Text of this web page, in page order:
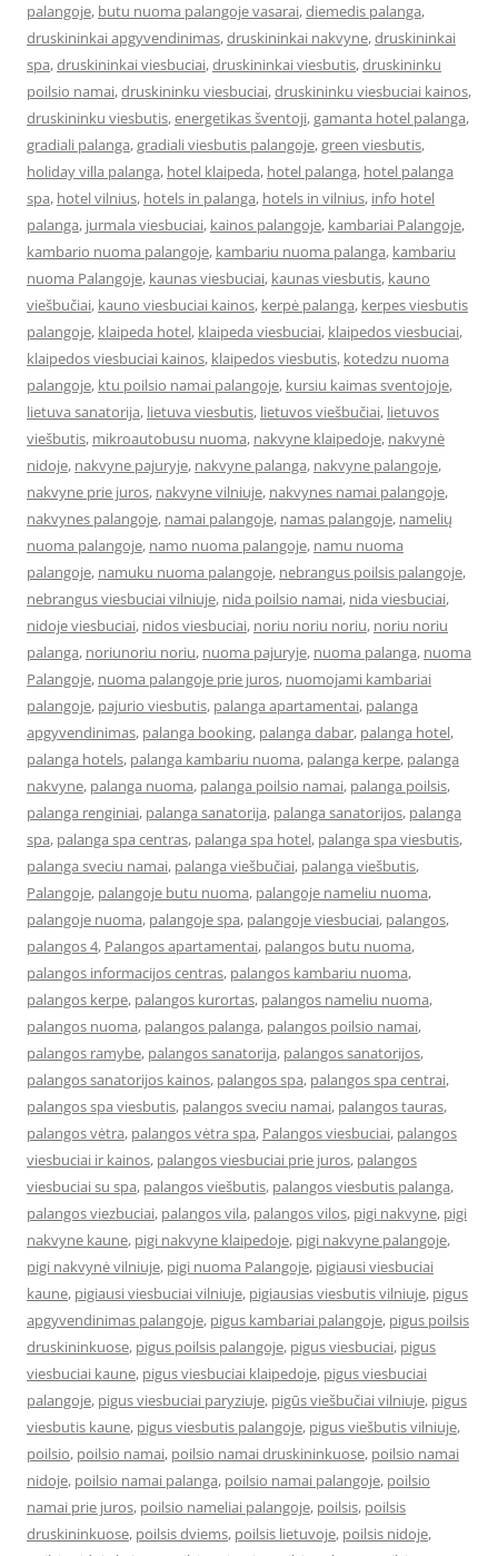
palangoje, butu nuoma palangoje vasarai,diemedis palanga,
druskininkai apgyvendinimas,druskininkai nakvyne,druskininkai
spa,druskininkai viesbuciai,druskininkai viesbutis,druskininku
poilsio namai,druskininku viesbuciai,druskininku viesbuciai kainos,
druskininku viesbutis,energetikas šventoji,gamanta hotel palanga,
gradiali palanga,gradiali viesbutis palangoje,green viesbutis,
holiday villa palanga, hotel klaipeda, hotel palanga, hotel palanga
spa, hotel vilnius, hotels in palanga, hotels in vilnius, info hotel
palanga, jurmala viesbuciai, kainos palangoje, kambariai Palangoje,
kambario nuoma palangoje, kambariu nuoma palanga, kambariu
nuoma Palangoje, kaunas viesbuciai, kaunas viesbutis, kauno
viešbučiai, kauno viesbuciai kainos, kerpė palanga, kerpes viesbutis
palangoje, klaipeda hotel, klaipeda viesbuciai, klaipedos viesbuciai,
klaipedos viesbuciai kainos, klaipedos viesbutis, kotedzu nuoma
palangoje, ktu poilsio namai palangoje, kursiu kaimas sventojoje,
lietuva sanatorija, lietuva viesbutis, lietuvos viešbučiai, lietuvos
viešbutis, mikroautobusu nuoma, nakvyne klaipedoje, nakvynė
nidoje, nakvyne pajuryje, nakvyne palanga, nakvyne palangoje,
nakvyne prie juros, nakvyne vilniuje, nakvynes namai palangoje,
nakvynes palangoje, namai palangoje, namas palangoje, namelių
nuoma palangoje, namo nuoma palangoje, namu nuoma
palangoje, namuku nuoma palangoje, nebrangus poilsis palangoje,
nebrangus viesbuciai vilniuje, nida poilsio namai, nida viesbuciai,
nidoje viesbuciai, nidos viesbuciai, noriu noriu noriu, noriu noriu
palanga, noriunoriu noriu, nuoma pajuryje, nuoma palanga, nuoma
Palangoje, nuoma palangoje prie juros, nuomojami kambariai
palangoje, pajurio viesbutis, palanga apartamentai, palanga
apgyvendinimas, palanga booking, palanga dabar, palanga hotel,
palanga hotels, palanga kambariu nuoma, palanga kerpe, palanga
nakvyne, palanga nuoma, palanga poilsio namai, palanga poilsis,
palanga renginiai, palanga sanatorija, palanga sanatorijos, palanga
spa, palanga spa centras, palanga spa hotel, palanga spa viesbutis,
palanga sveciu namai, palanga viešbučiai, palanga viešbutis,
Palangoje, palangoje butu nuoma, palangoje nameliu nuoma,
palangoje nuoma, palangoje spa, palangoje viesbuciai, palangos,
palangos 4, Palangos apartamentai, palangos butu nuoma,
palangos informacijos centras, palangos kambariu nuoma,
palangos kerpe, palangos kurortas, palangos nameliu nuoma,
palangos nuoma, palangos palanga, palangos poilsio namai,
palangos ramybe, palangos sanatorija, palangos sanatorijos,
palangos sanatorijos kainos, palangos spa, palangos spa centrai,
palangos spa viesbutis, palangos sveciu namai, palangos tauras,
palangos vėtra, palangos vėtra spa, Palangos viesbuciai, palangos
viesbuciai ir kainos, palangos viesbuciai prie juros, palangos
viesbuciai su spa, palangos viešbutis, palangos viesbutis palanga,
palangos viezbuciai, palangos vila, palangos vilos, pigi nakvyne, pigi
nakvyne kaune, pigi nakvyne klaipedoje, pigi nakvyne palangoje,
pigi nakvynė vilniuje, pigi nuoma Palangoje, pigiausi viesbuciai
kaune, pigiausi viesbuciai vilniuje, pigiausias viesbutis vilniuje, pigus
apgyvendinimas palangoje, pigus kambariai palangoje, pigus poilsis
druskininkuose, pigus poilsis palangoje, pigus viesbuciai, pigus
viesbuciai kaune, pigus viesbuciai klaipedoje, pigus viesbuciai
palangoje, pigus viesbuciai paryziuje, pigūs viešbučiai vilniuje, pigus
viesbutis kaune, pigus viesbutis palangoje, pigus viešbutis vilniuje,
poilsio, poilsio namai, poilsio namai druskininkuose, poilsio namai
nidoje, poilsio namai palanga, poilsio namai palangoje, poilsio
namai prie juros, poilsio nameliai palangoje, poilsis, poilsis
druskininkuose, poilsis dviems, poilsis lietuvoje, poilsis nidoje,